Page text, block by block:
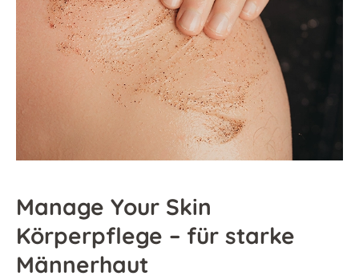
Manage Your Skin
Körperpflege – für starke
Männerhaut